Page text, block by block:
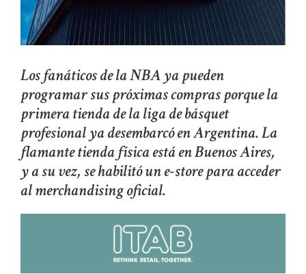
Los fanáticos de la NBA ya pueden
programar sus próximas compras porque la
primera tienda de la liga de básquet
profesional ya desembarcó en Argentina. La
flamante tienda física está en Buenos Aires,
y a su vez, se habilitó un e-store para acceder
al merchandising oficial.